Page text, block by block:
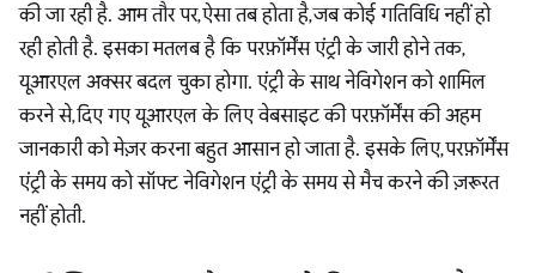
की जा रही है. आम तौर पर, ऐसा तब होता है, जब कोई गतिविधि नहीं हो
रही होती है. इसका मतलब है कि परफ़ॉर्मेंस एंट्री के जारी होने तक,
यूआरएल अक्सर बदल चुका होगा. एंट्री के साथ नेविगेशन को शामिल
करने से, दिए गए यूआरएल के लिए वेबसाइट की परफ़ॉर्मेंस की अहम
जानकारी को मेज़र करना बहुत आसान हो जाता है. इसके लिए, परफ़ॉर्मेंस
एंट्री के समय को सॉफ्ट नेविगेशन एंट्री के समय से मैच करने की ज़रूरत
नहीं होती.